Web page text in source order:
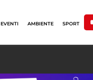
EVENTI AMBIENTE SPORT